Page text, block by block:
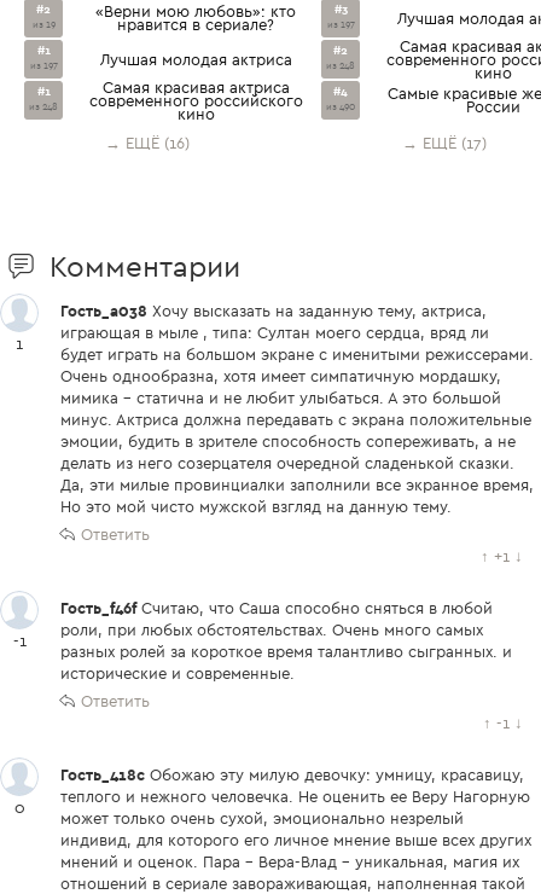
#2
из 19
«Верни мою любовь»: кто
нравится в сериале?
#1
из 197 Лучшая молодая актриса
#1
из 248
Cамая красивая актриса
современного российского
кино
→ ЕЩЁ (16)
#3
из 197 Лучшая молодая
#2
из 248
Cамая красивая
современного
кино
#4
из 490
Самые красивые
России
→ ЕЩЁ (17)
Комментарии
1
Гость_a038 Хочу высказать на заданную тему, актриса,
играющая в мыле , типа: Султан моего сердца, вряд ли
будет играть на большом экране с именитыми режиссерами.
Очень однообразна, хотя имеет симпатичную мордашку,
мимика - статична и не любит улыбаться. А это большой
минус. Актриса должна передавать с экрана положительные
эмоции, будить в зрителе способность сопереживать, а не
делать из него созерцателя очередной сладенькой сказки.
Да, эти милые провинциалки заполнили все экранное время,
Но это мой чисто мужской взгляд на данную тему.
Ответить
↑ +1 ↓
-1
Гость_f46fСчитаю, что Саша способно сняться в любой
роли, при любых обстоятельствах. Очень много самых
разных ролей за короткое время талантливо сыгранных. и
исторические и современные.
Ответить
↑ -1 ↓
0
Гость_418c Обожаю эту милую девочку: умницу, красавицу,
теплого и нежного человечка. Не оценить ее Веру Нагорную
может только очень сухой, эмоционально незрелый
индивид, для которого его личное мнение выше всех других
мнений и оценок. Пара - Вера-Влад - уникальная, магия их
отношений в сериале завораживающая, наполненная такой